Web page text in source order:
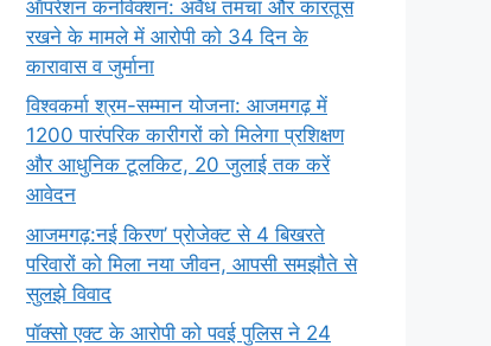
ऑपरेशन कनविक्शन: अवैध तमंचा और कारतूस
रखने के मामले में आरोपी को 34 दिन के
कारावास व जुर्माना
विश्वकर्मा श्रम-सम्मान योजना: आजमगढ़ में
1200 पारंपरिक कारीगरों को मिलेगा प्रशिक्षण
और आधुनिक टूलकिट, 20 जुलाई तक करें
आवेदन
आजमगढ़:नई किरण’ प्रोजेक्ट से 4 बिखरते
परिवारों को मिला नया जीवन, आपसी समझौते से
सुलझे विवाद
पॉक्सो एक्ट के आरोपी को पवई पुलिस ने 24